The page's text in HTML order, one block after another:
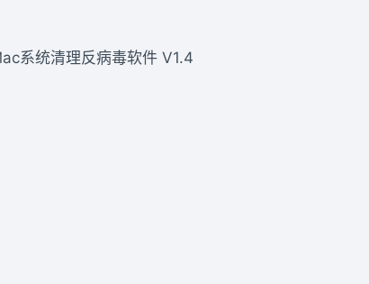
系统清理反病毒软件 V1.4